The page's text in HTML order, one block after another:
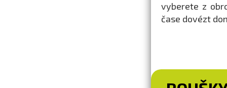
vyberete z
čase dovézt